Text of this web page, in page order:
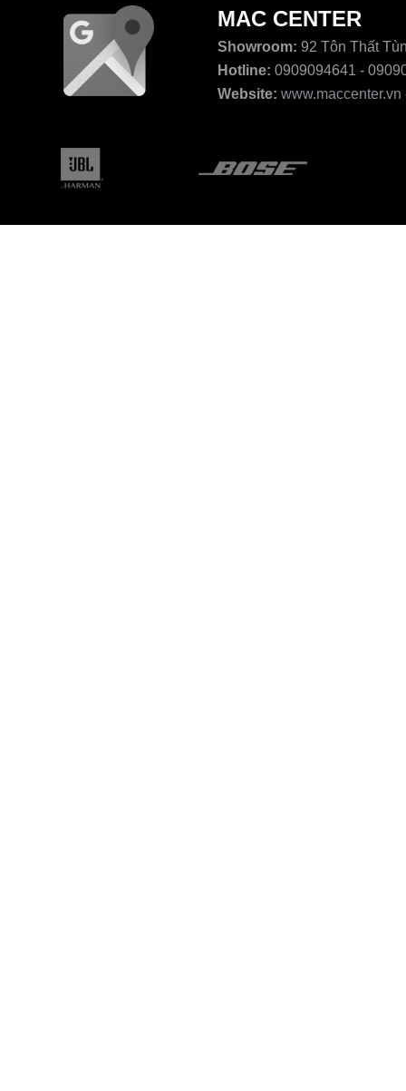
MAC CENTER
Showroom: 92 Tôn Thất
Hotline: 0909094641 -
Website: www.maccenter.vn